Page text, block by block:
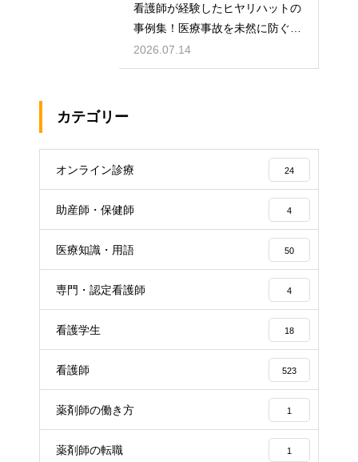
看護師が経験したヒヤリハットの
事例集！医療事故を未然に防ぐた
めの対策
2026.07.14
カテゴリー
オンライン診療 24
助産師・保健師 4
医療知識・用語 50
専門・認定看護師 4
看護学生 18
看護師 523
薬剤師の働き方 1
薬剤師の転職 1